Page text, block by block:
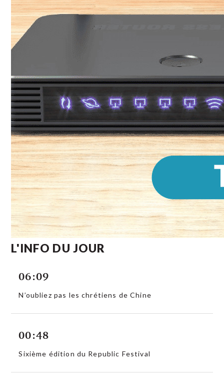
L'INFO DU JOUR
06:09
N’oubliez pas les chrétiens de Chine
00:48
Sixième édition du Republic Festival